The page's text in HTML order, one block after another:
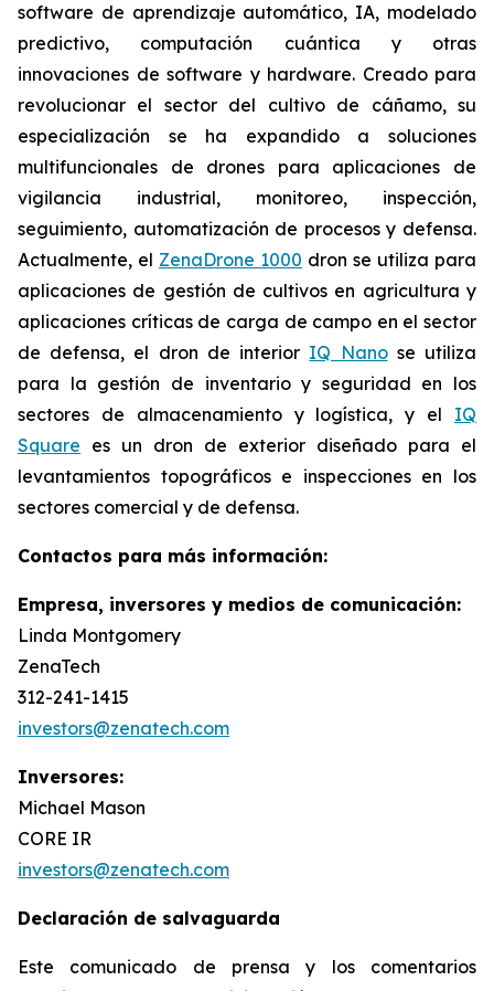
software de aprendizaje automático, IA, modelado
predictivo, computación cuántica y otras
innovaciones de software y hardware. Creado para
revolucionar el sector del cultivo de cáñamo, su
especialización se ha expandido a soluciones
multifuncionales de drones para aplicaciones de
vigilancia industrial, monitoreo, inspección,
seguimiento, automatización de procesos y defensa.
Actualmente, el ZenaDrone 1000 dron se utiliza para
aplicaciones de gestión de cultivos en agricultura y
aplicaciones críticas de carga de campo en el sector
de defensa, el dron de interior IQ Nanose utiliza
para la gestión de inventario y seguridad en los
sectores de almacenamiento y logística, y el IQ
Square es un dron de exterior diseñado para el
levantamientos topográficos e inspecciones en los
sectores comercial y de defensa.
Contactos para más información:
Empresa, inversores y medios de comunicación:
Linda Montgomery
ZenaTech
312-241-1415
investors@zenatech.com
Inversores:
Michael Mason
CORE IR
investors@zenatech.com
Declaración de salvaguarda
Este comunicado de prensa y los comentarios